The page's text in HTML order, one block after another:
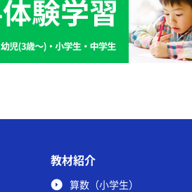
教材紹介
算数（小学生）